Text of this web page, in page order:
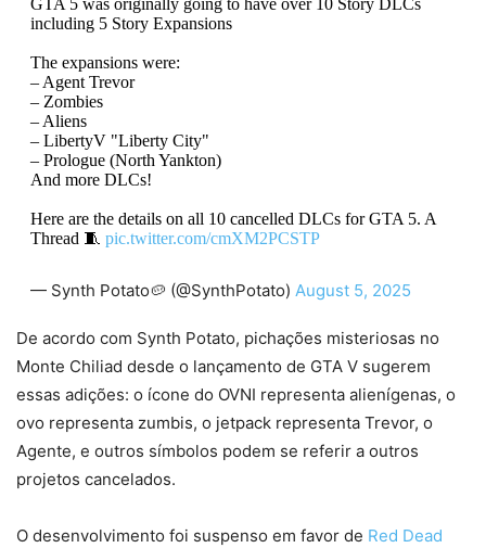
GTA 5 was originally going to have over 10 Story DLCs
including 5 Story Expansions
The expansions were:
– Agent Trevor
– Zombies
– Aliens
– LibertyV "Liberty City"
– Prologue (North Yankton)
And more DLCs!
Here are the details on all 10 cancelled DLCs for GTA 5. A
Thread 🧵 pic.twitter.com/cmXM2PCSTP
— Synth Potato🥔 (@SynthPotato) August 5, 2025
De acordo com Synth Potato, pichações misteriosas no
Monte Chiliad desde o lançamento de GTA V sugerem
essas adições: o ícone do OVNI representa alienígenas, o
ovo representa zumbis, o jetpack representa Trevor, o
Agente, e outros símbolos podem se referir a outros
projetos cancelados.
O desenvolvimento foi suspenso em favor de Red Dead